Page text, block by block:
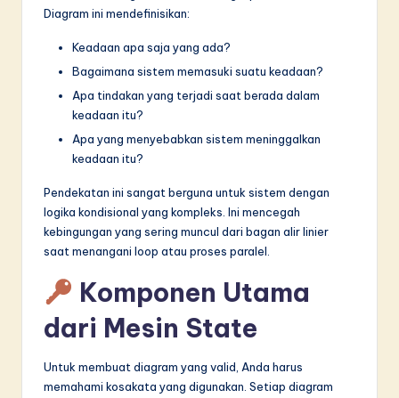
tiDiagram ini mendefinisikan:
Keadaan apa saja yang ada?
Bagaimana sistem memasuki suatu keadaan?
Apa tindakan yang terjadi saat berada dalam
keadaan itu?
Apa yang menyebabkan sistem meninggalkan
keadaan itu?
Pendekatan ini sangat berguna untuk sistem dengan
logika kondisional yang kompleks. Ini mencegah
kebingungan yang sering muncul dari bagan alir linier
saat menangani loop atau proses paralel.
Komponen Utama
dari Mesin State
Untuk membuat diagram yang valid, Anda harus
memahami kosakata yang digunakan. Setiap diagram